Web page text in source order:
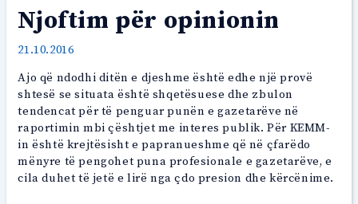
Njoftim për opinionin
21.10.2016
Ajo që ndodhi ditën e djeshme është edhe një provë
shtesë se situata është shqetësuese dhe zbulon
tendencat për të penguar punën e gazetarëve në
raportimin mbi çështjet me interes publik. Për KEMM-
in është krejtësisht e papranueshme që në çfarëdo
mënyre të pengohet puna profesionale e gazetarëve, e
cila duhet të jetë e lirë nga çdo presion dhe kërcënime.